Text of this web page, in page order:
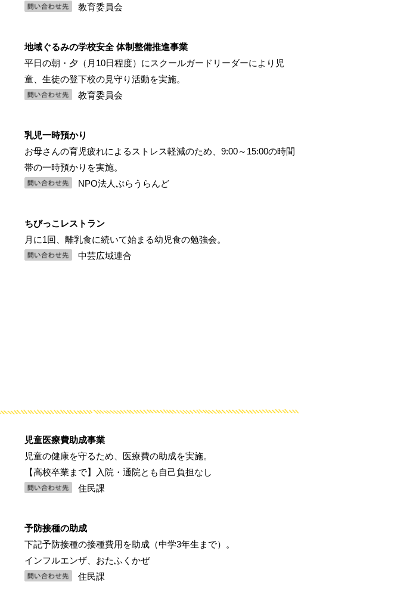
教育委員会
地域ぐるみの学校安全 体制整備推進事業
平日の朝・夕（月10日程度）にスクールガードリーダーにより児
童、生徒の登下校の見守り活動を実施。
教育委員会
乳児一時預かり
お母さんの育児疲れによるストレス軽減のため、9:00～15:00の時間
帯の一時預かりを実施。
NPO法人ぷらうらんど
ちびっこレストラン
月に1回、離乳食に続いて始まる幼児食の勉強会。
中芸広域連合
児童医療費助成事業
児童の健康を守るため、医療費の助成を実施。
【高校卒業まで】入院・通院とも自己負担なし
住民課
予防接種の助成
下記予防接種の接種費用を助成（中学3年生まで）。
インフルエンザ、おたふくかぜ
住民課